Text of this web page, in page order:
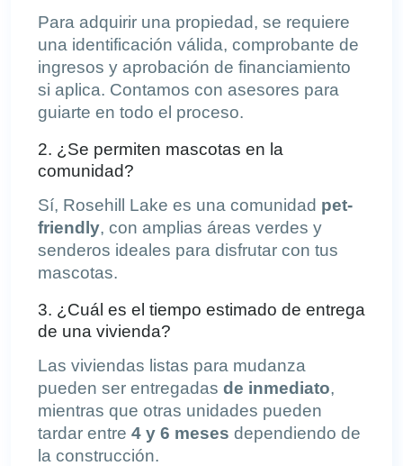
Para adquirir una propiedad, se requiere
una identificación válida, comprobante de
ingresos y aprobación de financiamiento
si aplica. Contamos con asesores para
guiarte en todo el proceso.
2. ¿Se permiten mascotas en la
comunidad?
Sí, Rosehill Lake es una comunidad pet-
friendly, con amplias áreas verdes y
senderos ideales para disfrutar con tus
mascotas.
3. ¿Cuál es el tiempo estimado de entrega
de una vivienda?
Las viviendas listas para mudanza
pueden ser entregadas de inmediato,
mientras que otras unidades pueden
tardar entre 4 y 6 meses dependiendo de
la construcción.